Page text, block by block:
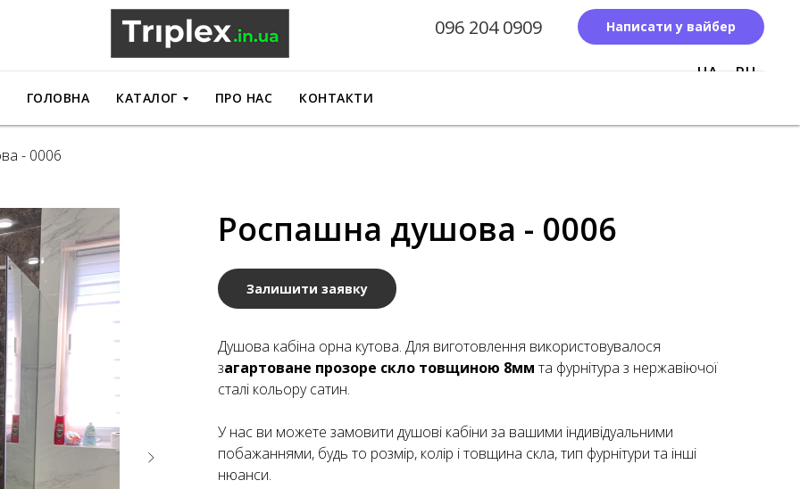
096 204 0909 Написати у вайбер
UA RU
ГОЛОВНА КАТАЛОГ ПРО НАС КОНТАКТИ
- 0006
Роспашна душова - 0006
Залишити заявку
Душова кабіна орна кутова. Для виготовлення використовувалося
загартоване прозоре скло товщиною 8мм та фурнітура з нержавіючої
сталі кольору сатин.
У нас ви можете замовити душові кабіни за вашими індивідуальними
побажаннями, будь то розмір, колір і товщина скла, тип фурнітури та інші
нюанси.